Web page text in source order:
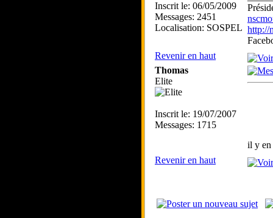
Inscrit le: 06/05/2009
Messages: 2451
Localisation: SOSPEL http://
Revenir en haut
Thomas
Elite
Inscrit le: 19/07/2007
Messages: 1715
il y en
Revenir en haut